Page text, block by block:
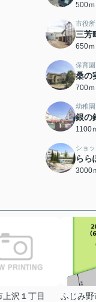
500ｍ
市役
三芳
650ｍ
保育園
桑の
700ｍ
幼稚園
銀の
1100
ショ
らら
3000
上沢１丁目
ふじみ